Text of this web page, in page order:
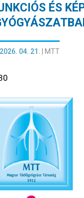
ÉS
2026. 04. 21. MTT